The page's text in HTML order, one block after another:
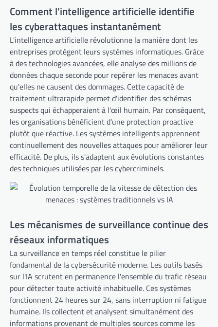
Comment l'intelligence artificielle identifie
les cyberattaques instantanément
L'intelligence artificielle révolutionne la manière dont les
entreprises protègent leurs systèmes informatiques. Grâce
à des technologies avancées, elle analyse des millions de
données chaque seconde pour repérer les menaces avant
qu'elles ne causent des dommages. Cette capacité de
traitement ultrarapide permet d'identifier des schémas
suspects qui échapperaient à l'œil humain. Par conséquent,
les organisations bénéficient d'une protection proactive
plutôt que réactive. Les systèmes intelligents apprennent
continuellement des nouvelles attaques pour améliorer leur
efficacité. De plus, ils s'adaptent aux évolutions constantes
des techniques utilisées par les cybercriminels.
Les mécanismes de surveillance continue des
réseaux informatiques
La surveillance en temps réel constitue le pilier
fondamental de la cybersécurité moderne. Les outils basés
sur l'IA scrutent en permanence l'ensemble du trafic réseau
pour détecter toute activité inhabituelle. Ces systèmes
fonctionnent 24 heures sur 24, sans interruption ni fatigue
humaine. Ils collectent et analysent simultanément des
informations provenant de multiples sources comme les